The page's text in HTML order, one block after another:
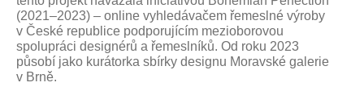
(2021–2023) – online vyhledávačem řemeslné výroby
v České republice podporujícím mezioborovou
spolupráci designérů a řemeslníků. Od roku 2023
působí jako kurátorka sbírky designu Moravské galerie
v Brně.